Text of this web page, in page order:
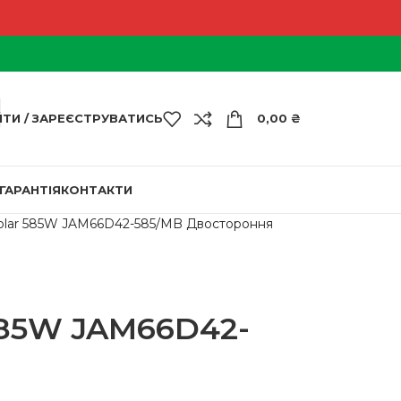
/ ЗАРЕЄСТРУВАТИСЬ 0,00 ₴
ГАРАНТІЯКОНТАКТИ
585W JAM66D42-585/MB Двостороння
JAM66D42-